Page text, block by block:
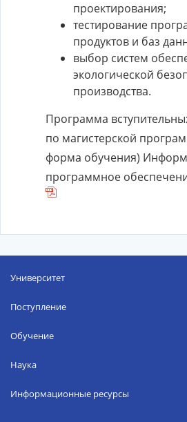
проектирования;
тестирование
продуктов и баз
выбор систем
экологической
производства.
Программа
по магистерской
форма обучения)
программное
Университет
Поступление
Обучение
Наука
Информационные ресурсы